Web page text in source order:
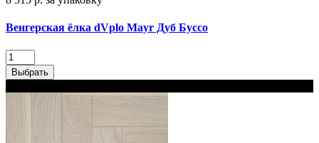
Венгерская ёлка dVplo Mayr Дуб Буссо
Выбрать